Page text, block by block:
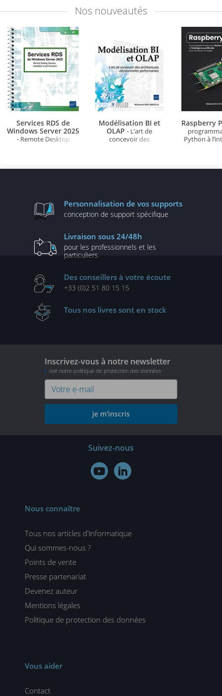
Nos nouveautés
Services RDS de
Windows Server 2025
- Remote Desktop
Modélisation BI et
OLAP - L’art de
concevoir des
Raspberry
Python à
Personnalisation de vos supports
conception de support spécifique
Livraison sous 24/48h
pour les professionnels et les
particuliers
Des conseillers à votre écoute
+33 (0)2 51 80 15 15
Tous nos livres sont en stock
Inscrivez-vous à notre newsletter
voir notre politique de protection des données
je m'inscris
Suivez-nous
 
Nous connaître
Tous nos articles d'informatique
Qui sommes-nous ?
Points de vente
Presse partenariat
Devenez auteur
Mentions légales
Politique de protection des données
Vous aider
Contact